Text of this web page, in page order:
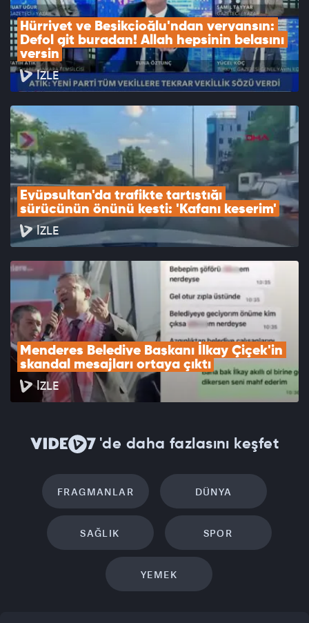
Hürriyet ve Beşikçioğlu'ndan veryansın:
Defol git buradan! Allah hepsinin belasını
versin
İZLE
Eyüpsultan'da trafikte tartıştığı
sürücünün önünü kesti: 'Kafanı keserim'
İZLE
Menderes Belediye Başkanı İlkay Çiçek'in
skandal mesajları ortaya çıktı
İZLE
'de daha fazlasını keşfet
FRAGMANLAR DÜNYA
SAĞLIK SPOR
YEMEK